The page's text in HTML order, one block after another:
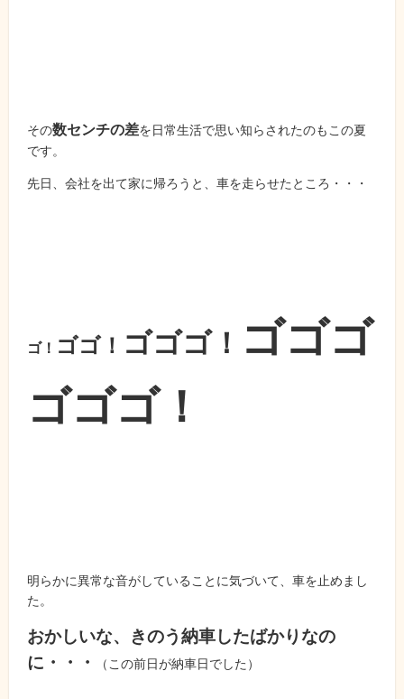
その数センチの差を日常生活で思い知らされたのもこの夏
です。
先日、会社を出て家に帰ろうと、車を走らせたところ・・・
ゴ！ ゴゴ！ ゴゴゴ！ ゴゴゴ
ゴゴゴ！
明らかに異常な音がしていることに気づいて、車を止めまし
た。
おかしいな、きのう納車したばかりなの
に・・・
（この前日が納車日でした）